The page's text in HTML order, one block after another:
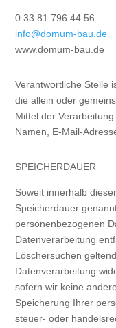
0 33 81.796 44 56
info@domum-bau.de
www.domum-bau.de
Verantwortliche Stelle
die allein oder
Mittel der
Namen, E-Mail-
SPEICHERDAUER
Soweit innerhalb
Speicherdauer
personenbezogenen
Datenverarbeitung
Löschersuchen
Datenverarbeitung
sofern wir keine
Speicherung Ihrer
steuer- oder